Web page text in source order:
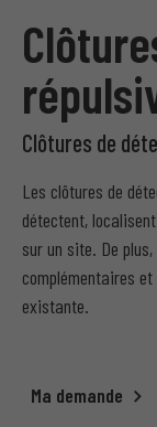
Clôtures de
Les clôtures de
détectent,
sur un site. De
complémentaires
existante.
Ma demande